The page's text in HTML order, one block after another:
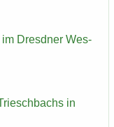
im Dresd­ner Wes­
in